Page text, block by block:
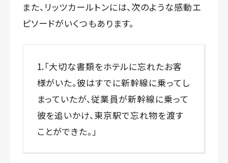
また、リッツカールトンには、次のような感動エ
ピソードがいくつもあります。
1.「大切な書類をホテルに忘れたお客
様がいた。彼はすでに新幹線に乗ってし
まっていたが、従業員が新幹線に乗って
彼を追いかけ、東京駅で忘れ物を渡す
ことができた。」